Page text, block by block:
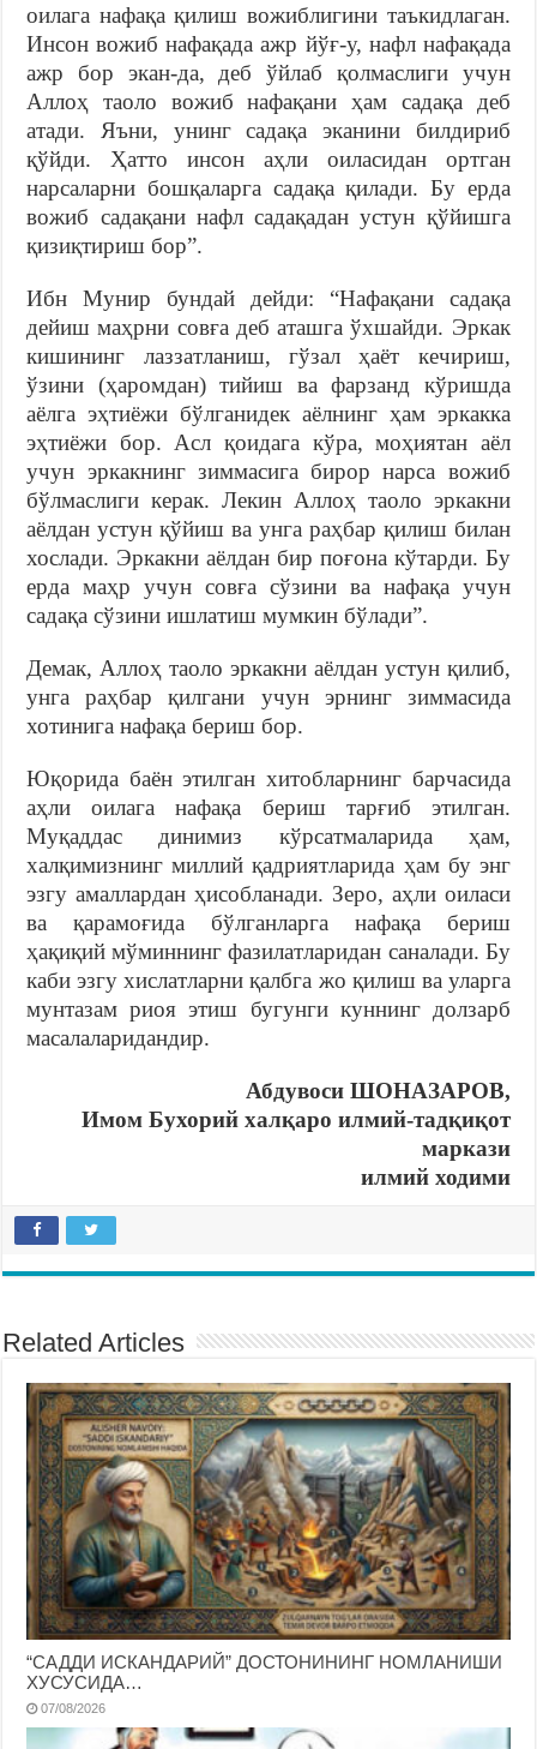
оилага нафақа қилиш вожиблигини таъкидлаган.
Инсон вожиб нафақада ажр йўғ-у, нафл нафақада
ажр бор экан-да, деб ўйлаб қолмаслиги учун
Аллоҳ таоло вожиб нафақани ҳам садақа деб
атади. Яъни, унинг садақа эканини билдириб
қўйди. Ҳатто инсон аҳли оиласидан ортган
нарсаларни бошқаларга садақа қилади. Бу ерда
вожиб садақани нафл садақадан устун қўйишга
қизиқтириш бор”.
Ибн Мунир бундай дейди: “Нафақани садақа
дейиш маҳрни совға деб аташга ўхшайди. Эркак
кишининг лаззатланиш, гўзал ҳаёт кечириш,
ўзини (ҳаромдан) тийиш ва фарзанд кўришда
аёлга эҳтиёжи бўлганидек аёлнинг ҳам эркакка
эҳтиёжи бор. Асл қоидага кўра, моҳиятан аёл
учун эркакнинг зиммасига бирор нарса вожиб
бўлмаслиги керак. Лекин Аллоҳ таоло эркакни
аёлдан устун қўйиш ва унга раҳбар қилиш билан
хослади. Эркакни аёлдан бир поғона кўтарди. Бу
ерда маҳр учун совға сўзини ва нафақа учун
садақа сўзини ишлатиш мумкин бўлади”.
Демак, Аллоҳ таоло эркакни аёлдан устун қилиб,
унга раҳбар қилгани учун эрнинг зиммасида
хотинига нафақа бериш бор.
Юқорида баён этилган хитобларнинг барчасида
аҳли оилага нафақа бериш тарғиб этилган.
Муқаддас динимиз кўрсатмаларида ҳам,
халқимизнинг миллий қадриятларида ҳам бу энг
эзгу амаллардан ҳисобланади. Зеро, аҳли оиласи
ва қарамоғида бўлганларга нафақа бериш
ҳақиқий мўминнинг фазилатларидан саналади. Бу
каби эзгу хислатларни қалбга жо қилиш ва уларга
мунтазам риоя этиш бугунги куннинг долзарб
масалаларидандир.
Абдувоси ШОНАЗАРОВ,
Имом Бухорий халқаро илмий-тадқиқот
маркази
илмий ходими
Related Articles
“САДДИ ИСКАНДАРИЙ” ДОСТОНИНИНГ НОМЛАНИШИ
ХУСУСИДА…
07/08/2026